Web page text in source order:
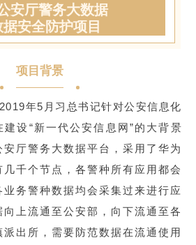
安厅警务大数据
安全防护项目
项目背景
年5月习总书记针对公安信息化
设“新一代公安信息网”的大背景
厅警务大数据平台，采用了华为
千个节点，各警种所有应用都会
务警种数据均会采集过来进行应
上流通至公安部，向下流通至各
出所，需要防范数据在流通使用